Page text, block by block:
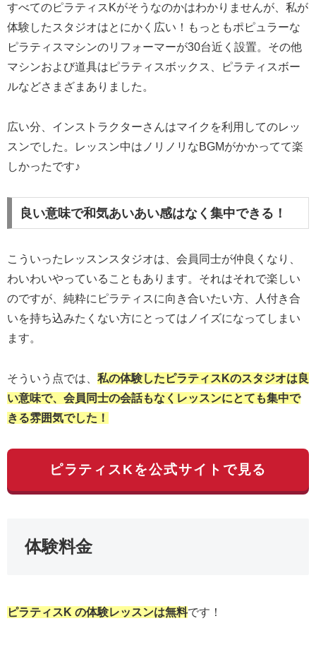
すべてのピラティスKがそうなのかはわかりませんが、私が
体験したスタジオはとにかく広い！もっともポピュラーな
ピラティスマシンのリフォーマーが30台近く設置。その他
マシンおよび道具はピラティスボックス、ピラティスボー
ルなどさまざまありました。
広い分、インストラクターさんはマイクを利用してのレッ
スンでした。レッスン中はノリノリなBGMがかかってて楽
しかったです♪
良い意味で和気あいあい感はなく集中できる！
こういったレッスンスタジオは、会員同士が仲良くなり、
わいわいやっていることもあります。それはそれで楽しい
のですが、純粋にピラティスに向き合いたい方、人付き合
いを持ち込みたくない方にとってはノイズになってしまい
ます。
そういう点では、 私の体験したピラティスKのスタジオは良
い意味で、会員同士の会話もなくレッスンにとても集中で
きる雰囲気でした！
ピラティスKを公式サイトで見る
体験料金
ピラティスK の体験レッスンは無料です！